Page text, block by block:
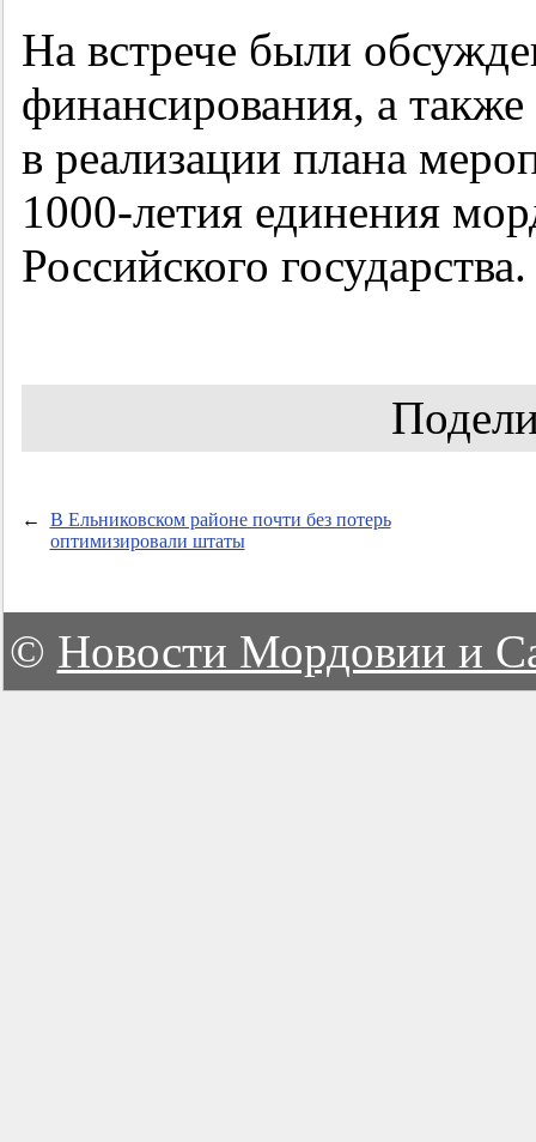
На встрече были
финансирования, а
в реализации плана
1000-летияединения
Российского государства.
←
В Ельниковском районе почти без потерь
оптимизировали штаты
© Новости Мордовии и